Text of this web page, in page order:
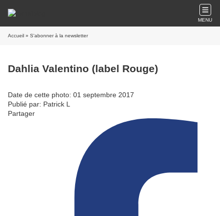
MENU
Accueil » S'abonner à la newsletter
Dahlia Valentino (label Rouge)
Date de cette photo: 01 septembre 2017
Publié par: Patrick L
Partager